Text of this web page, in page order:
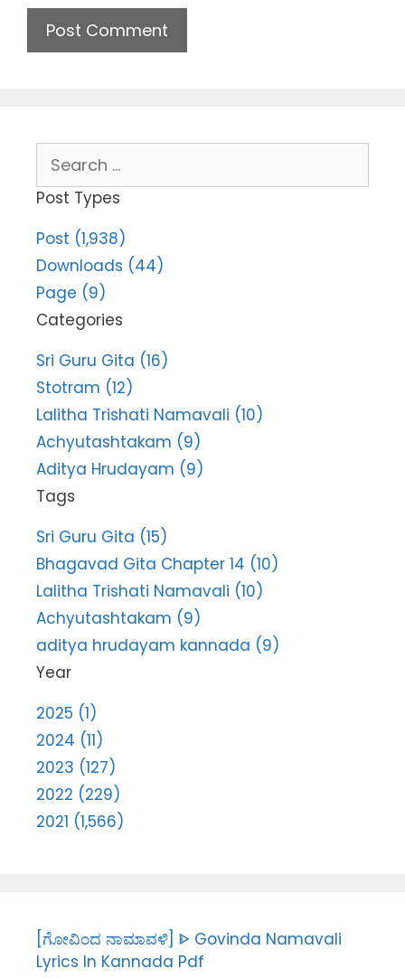
for:
Post Types
Post (1,938)
Downloads (44)
Page (9)
Categories
Sri Guru Gita (16)
Stotram (12)
Lalitha Trishati Namavali (10)
Achyutashtakam (9)
Aditya Hrudayam (9)
Tags
Sri Guru Gita (15)
Bhagavad Gita Chapter 14 (10)
Lalitha Trishati Namavali (10)
Achyutashtakam (9)
aditya hrudayam kannada (9)
Year
2025 (1)
2024 (11)
2023 (127)
2022 (229)
2021 (1,566)
[ಗೋವಿಂದ ನಾಮಾವಳಿ] ᐈ Govinda Namavali
Lyrics In Kannada Pdf